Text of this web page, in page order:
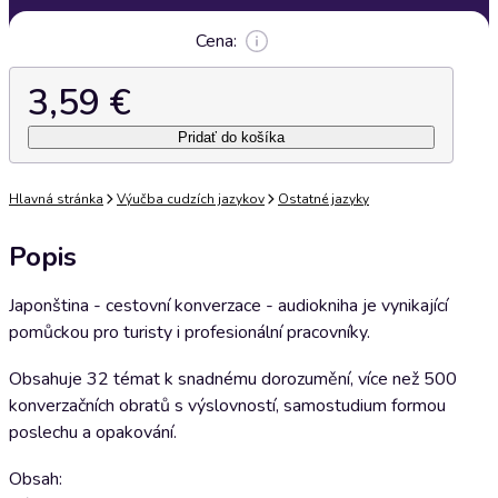
Cena:
3,59 €
Pridať do košíka
Hlavná stránka Výučba cudzích jazykov Ostatné jazyky
Popis
Japonština - cestovní konverzace - audiokniha je vynikající
pomůckou pro turisty i profesionální pracovníky.
Obsahuje 32 témat k snadnému dorozumění, více než 500
konverzačních obratů s výslovností, samostudium formou
poslechu a opakování.
Obsah: